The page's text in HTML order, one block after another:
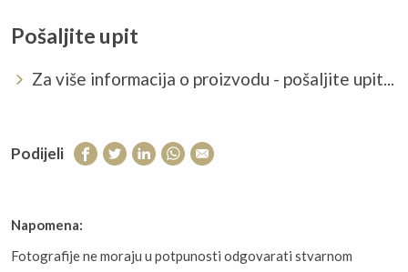
Pošaljite upit
Za više informacija o proizvodu - pošaljite upit...
Podijeli
Napomena:
Fotografije ne moraju u potpunosti odgovarati stvarnom